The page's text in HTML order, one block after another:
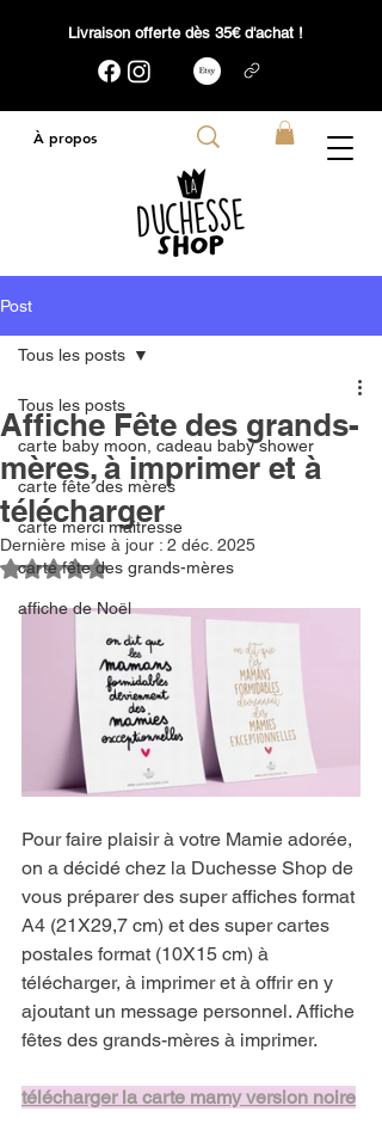
Livraison offerte dès 35€ d'achat !
À propos
Post
Tous les posts
carte baby moon, cadeau baby shower
carte fête des mères
carte merci maitresse
carte fête des grands-mères
affiche de Noël
Tous les posts
Affiche Fête des grands-
mères, à imprimer et à
télécharger
Dernière mise à jour : 2 déc. 2025
Noté NaN étoiles sur 5.
Pour faire plaisir à votre Mamie adorée,
on a décidé chez la Duchesse Shop de
vous préparer des super affiches format
A4 (21X29,7 cm) et des super cartes
postales format (10X15 cm) à
télécharger, à imprimer et à offrir en y
ajoutant un message personnel. Affiche
fêtes des grands-mères à imprimer.
télécharger la carte mamy version noire